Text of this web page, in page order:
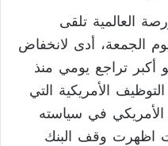
العالمية تلقى
الجمعة، أدى لانخفاض
بنسبة 3.3٪، وهو أكبر تراجع يومي منذ
التوظيف الأمريكية التي
في سياسته
اظهرت وقف البنك